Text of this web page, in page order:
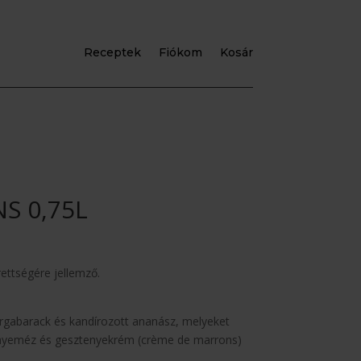
Receptek Fiókom Kosár
0,75L
jellemző.
és kandírozott ananász, melyeket
és gesztenyekrém (crème de marrons)